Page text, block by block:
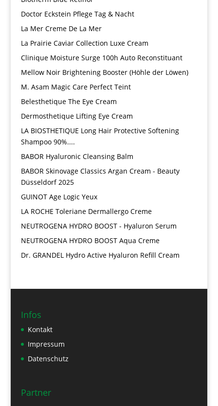
Doctor Eckstein Pflege Tag & Nacht
La Mer Creme De La Mer
La Prairie Caviar Collection Luxe Cream
Clinique Moisture Surge 100h Auto Reconstituant
Mellow Noir Brightening Booster (Höhle der Löwen)
M. Asam Magic Care Perfect Teint
Belesthetique The Eye Cream
Dermosthetique Lifting Eye Cream
LA BIOSTHETIQUE Long Hair Protective Softening
Shampoo 90%....
BABOR Hyaluronic Cleansing Balm
BABOR Skinovage Classics Argan Cream - Beauty
Düsseldorf 2025
GUINOT Age Logic Yeux
LA ROCHE Toleriane Dermallergo Creme
NEUTROGENA HYDRO BOOST - Hyaluron Serum
NEUTROGENA HYDRO BOOST Aqua Creme
Dr. GRANDEL Hydro Active Hyaluron Refill Cream
Infos
Kontakt
Impressum
Datenschutz
Partner